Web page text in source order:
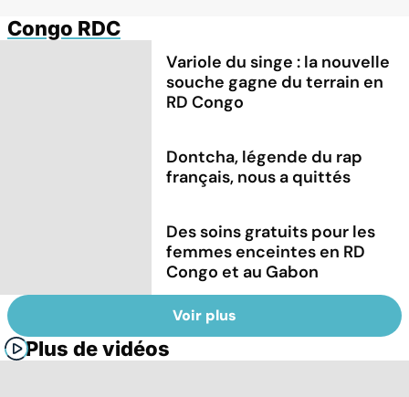
Congo RDC
Variole du singe : la nouvelle
souche gagne du terrain en
RD Congo
Dontcha, légende du rap
français, nous a quittés
Des soins gratuits pour les
femmes enceintes en RD
Congo et au Gabon
Voir plus
Plus de vidéos